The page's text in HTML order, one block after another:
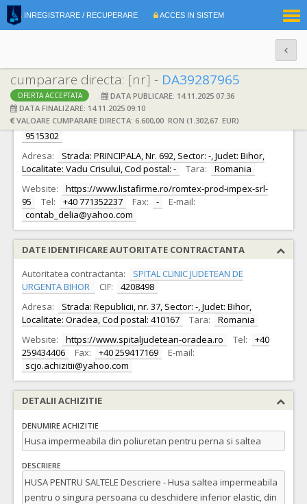
INREGISTRARE / RECUPERARE ACCES IN SISTEM
cumparare directa: [nr] - DA39287965
OFERTA ACCEPTATA
DATA PUBLICARE: 14.11.2025 07:36
DATA FINALIZARE: 14.11.2025 09:10
VALOARE CUMPARARE DIRECTA: 6.600,00 RON (1.302,67 EUR)
DATE IDENTIFICARE OFERTANT
Ofertant: S.C. ROMTEX PROD IMPEX SRL S.R.L.
CIF:
9515302
Adresa:
Strada: PRINCIPALA, Nr. 692, Sector: -, Judet: Bihor,
Localitate: Vadu Crisului, Cod postal: -
Tara:
Romania
Website:
https://www.listafirme.ro/romtex-prod-impex-srl-
95
Tel: +40 771352237 Fax: -
E-mail:
contab_delia@yahoo.com
DATE IDENTIFICARE AUTORITATE CONTRACTANTA
Autoritatea contractanta:
SPITAL CLINIC JUDETEAN DE
URGENTA BIHOR
CIF:
4208498
Adresa:
Strada: Republicii, nr. 37, Sector: -, Judet: Bihor,
Localitate: Oradea, Cod postal: 410167
Tara:
Romania
Website:
https://www.spitaljudetean-oradea.ro Tel:
+40
259434406
Fax: +40 259417169
E-mail:
scjo.achizitii@yahoo.com
DETALII ACHIZITIE
DENUMIRE ACHIZITIE
Husa impermeabila din poliuretan pentru perna si saltea
DESCRIERE
HUSA PENTRU SALTELE Descriere - Husa saltea impermeabila
pentru o singura persoana cu deschidere inferior elastic, din